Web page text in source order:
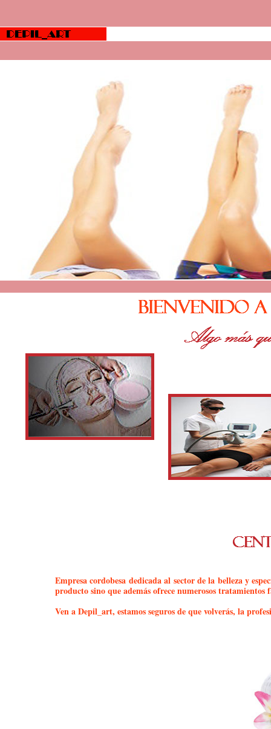
Empresa cordobesa dedicada al sector de la belleza y
producto sino que además ofrece numerosos
Ven a Depil_art, estamos seguros de que volverás, la